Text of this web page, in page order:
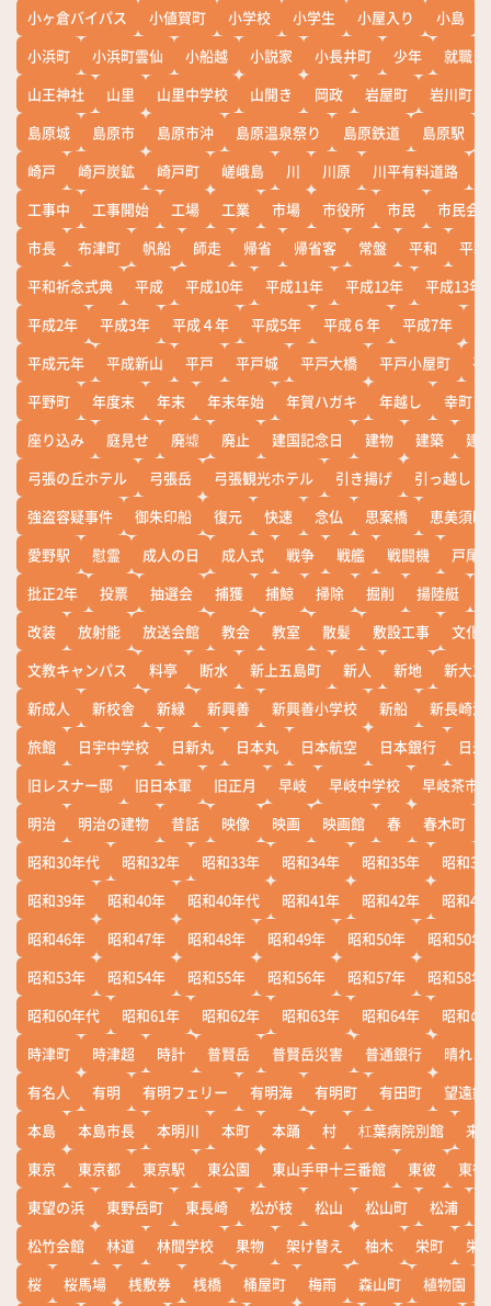
小ヶ倉バイパス 小値賀町 小学校 小学生 小屋入り 小島
小浜町
小浜町雲仙 小船越 小説家 小長井町 少年
就職
山王神社
山里 山里中学校 山開き 岡政 岩屋町
岩川町
島原城
島原市 島原市沖 島原温泉祭り 島原鉄道 島原駅
崎戸
崎戸炭鉱 崎戸町 嵯峨島 川 川原 川平有料道路
工事中
工事開始 工場 工業 市場 市役所 市民
市民会
市長
布津町 帆船 師走 帰省 帰省客 常盤 平和
平
平和祈念式典
平成 平成10年 平成11年 平成12年
平成13年
平成2年
平成3年 平成４年 平成5年 平成６年 平成7年
平成元年
平成新山 平戸 平戸城 平戸大橋 平戸小屋町
平
平野町
年度末 年末 年末年始 年賀ハガキ 年越し
幸町
座り込み
庭見せ 廃墟 廃止 建国記念日 建物 建築
建
弓張の丘ホテル
弓張岳 弓張観光ホテル 引き揚げ
引っ越し
強盗容疑事件
御朱印船 復元 快速 念仏 思案橋
恵美須町
愛野駅
慰霊 成人の日 成人式 戦争 戦艦 戦闘機
戸尾
批正2年
投票 抽選会 捕獲 捕鯨 掃除 掘削 揚陸艇
改装
放射能 放送会館 教会 教室 散髪 敷設工事
文化
文教キャンパス
料亭 断水 新上五島町 新人 新地
新大工
新成人
新校舎 新緑 新興善 新興善小学校 新船
新長崎漁
旅館
日宇中学校 日新丸 日本丸 日本航空 日本銀行
日
旧レスナー邸
旧日本軍 旧正月 早岐 早岐中学校
早岐茶市
明治
明治の建物 昔話 映像 映画 映画館 春 春木町
昭和30年代
昭和32年 昭和33年 昭和34年 昭和35年
昭和36
昭和39年
昭和40年 昭和40年代 昭和41年 昭和42年
昭和43
昭和46年
昭和47年 昭和48年 昭和49年 昭和50年
昭和50年
昭和53年
昭和54年 昭和55年 昭和56年 昭和57年
昭和58年
昭和60年代
昭和61年 昭和62年 昭和63年 昭和64年
昭和の
時津町
時津超 時計 普賢岳 普賢岳災害 普通銀行
晴れ
有名人
有明 有明フェリー 有明海 有明町 有田町
望遠鏡
本島
本島市長 本明川 本町 本踊 村 杠葉病院別館
来
東京
東京都 東京駅 東公園 東山手甲十三番館 東彼
東彼
東望の浜
東野岳町 東長崎 松が枝 松山 松山町 松浦
松竹会館
林道 林間学校 果物 架け替え 柚木 栄町
栄
桜
桜馬場 桟敷券 桟橋 桶屋町 梅雨 森山町 植物園